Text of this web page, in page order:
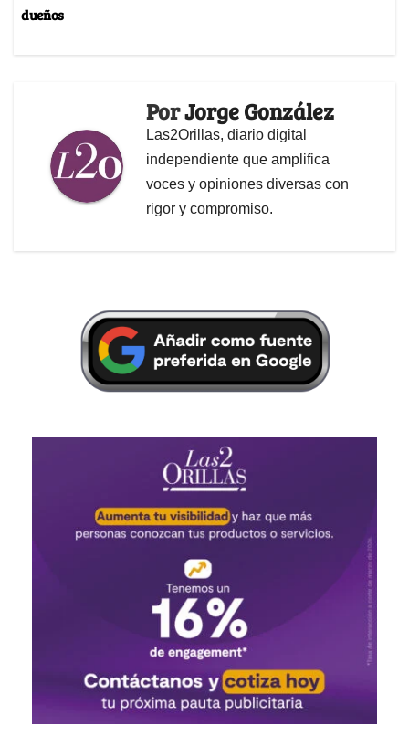
dueños
PorJorge González
Las2Orillas, diario digital
independiente que amplifica
voces y opiniones diversas con
rigor y compromiso.